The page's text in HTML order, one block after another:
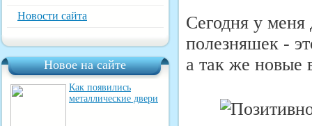
Новости сайта
Новое на сайте
Как появились
металлические двери
Сегодня у меня
полезняшек -
а так же новые